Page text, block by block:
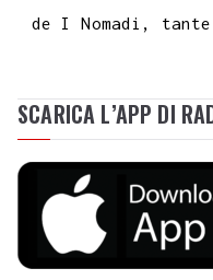
de I Nomadi,
SCARICA L’APP DI